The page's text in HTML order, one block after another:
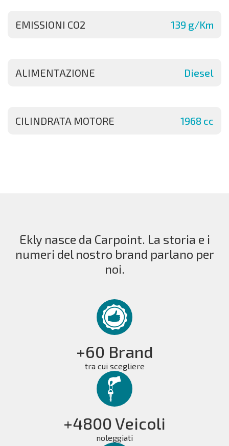
EMISSIONI CO2 139 g/Km
ALIMENTAZIONE Diesel
CILINDRATA MOTORE 1968 cc
Ekly nasce da Carpoint. La storia e i
numeri del nostro brand parlano per
noi.
+60 Brand
tra cui scegliere
+4800 Veicoli
noleggiati